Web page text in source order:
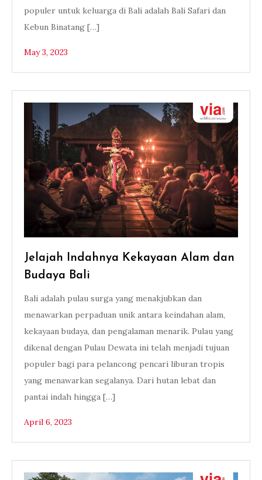
populer untuk keluarga di Bali adalah Bali Safari dan
Kebun Binatang […]
May 3, 2023
Jelajah Indahnya Kekayaan Alam dan
Budaya Bali
Bali adalah pulau surga yang menakjubkan dan
menawarkan perpaduan unik antara keindahan alam,
kekayaan budaya, dan pengalaman menarik. Pulau yang
dikenal dengan Pulau Dewata ini telah menjadi tujuan
populer bagi para pelancong pencari liburan tropis
yang menawarkan segalanya. Dari hutan lebat dan
pantai indah hingga […]
April 6, 2023